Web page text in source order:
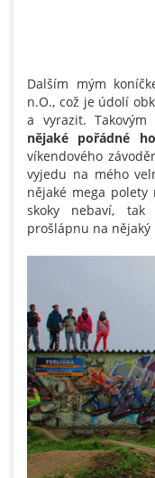
Dalším mým
n.O., což je údolí
a vyrazit. Takovým
nějaké pořádné
víkendového
vyjedu na mého
nějaké mega
skoky nebaví,
prošlápnu na nějaký